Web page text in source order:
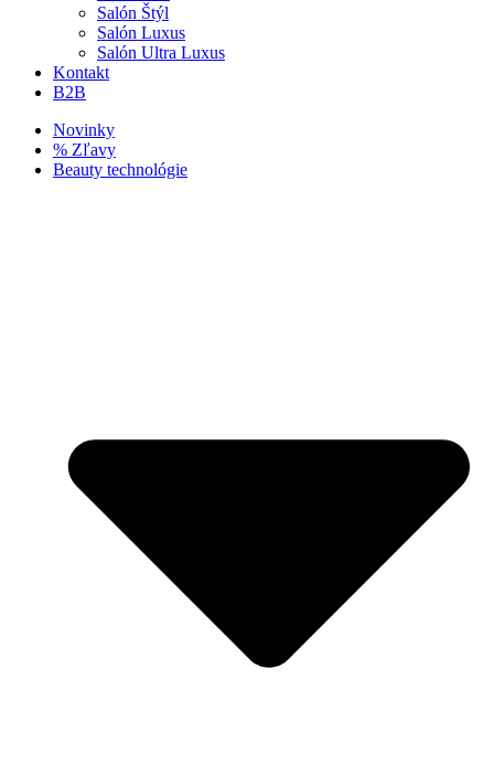
Salón Štýl
Salón Luxus
Salón Ultra Luxus
Kontakt
B2B
Novinky
% Zľavy
Beauty technológie